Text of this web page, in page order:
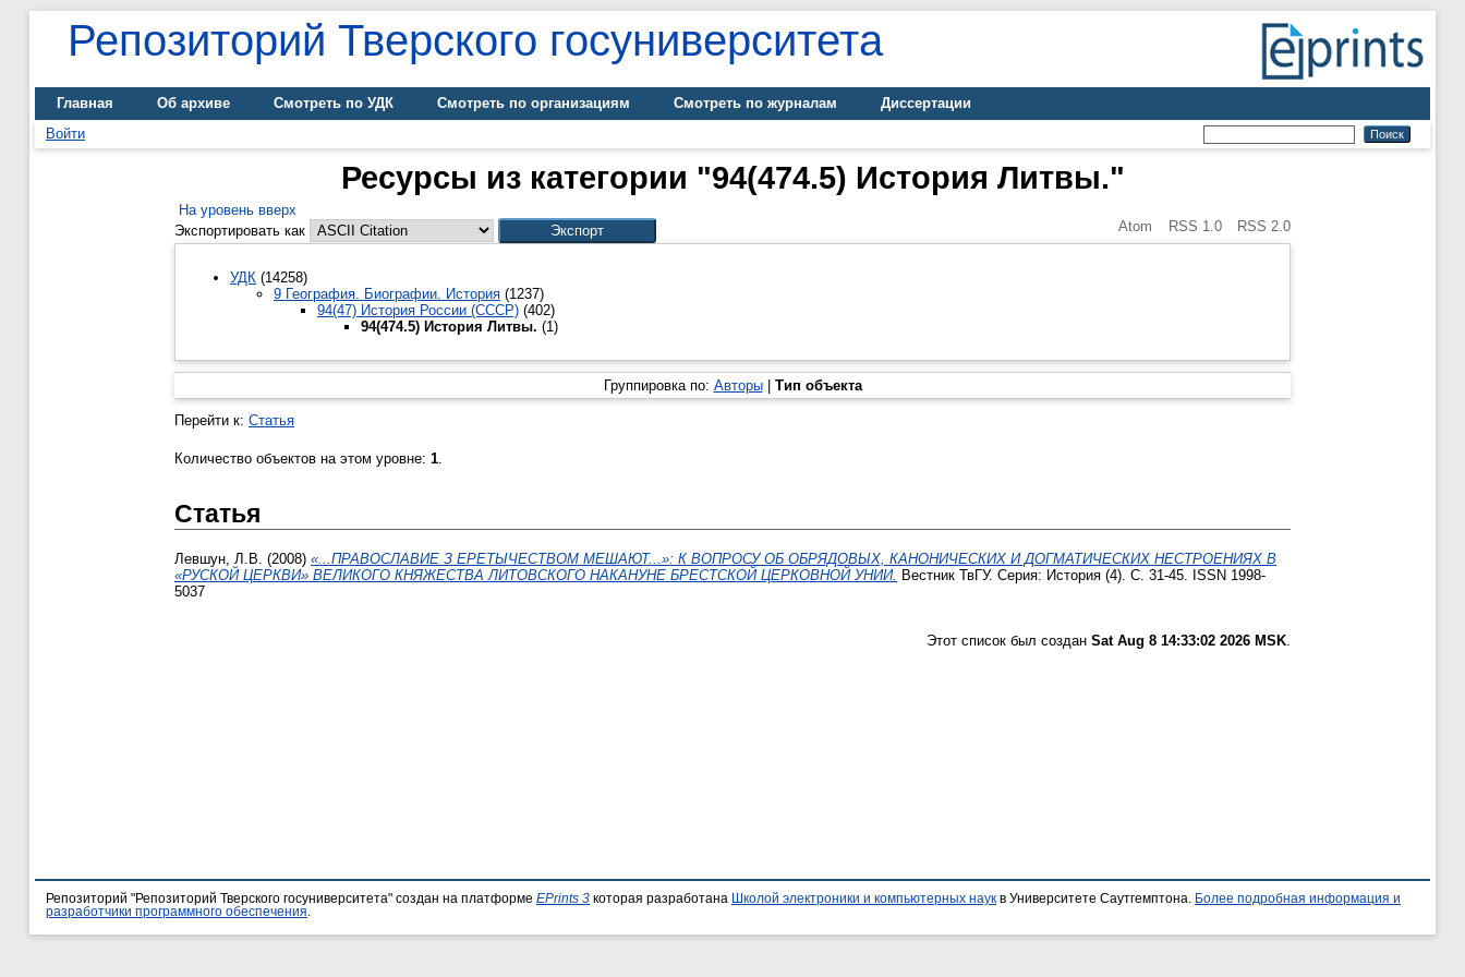
Репозиторий Тверского госуниверситета
Главная Об архиве Смотреть по УДК Смотреть по организациям Смотреть по журналам
Диссертации
Войти
Ресурсы из категории "94(474.5) История Литвы."
На уровень вверх
Экспортировать как
Atom RSS 1.0 RSS 2.0
УДК (14258)
9 География. Биографии. История (1237)
94(47) История России (СССР) (402)
94(474.5) История Литвы. (1)
Группировка по: Авторы| Тип объекта
Перейти к: Статья
Количество объектов на этом уровне: 1
Статья
Левшун, Л.В. (2008) «...ПРАВОСЛАВИЕ З ЕРЕТЫЧЕСТВОМ МЕШАЮТ...»: К ВОПРОСУ ОБ ОБРЯДОВЫХ, КАНОНИЧЕСКИХ И ДОГМАТИЧЕСКИХ НЕСТРОЕНИЯХ В
«РУСКОЙ ЦЕРКВИ» ВЕЛИКОГО КНЯЖЕСТВА ЛИТОВСКОГО НАКАНУНЕ БРЕСТСКОЙ ЦЕРКОВНОЙ УНИИ. Вестник ТвГУ. Серия: История (4). С. 31-45. ISSN 1998-
5037
Этот список был создан Sat Aug 8 14:33:02 2026 MSK
Репозиторий "Репозиторий Тверского госуниверситета" создан на платформе EPrints 3 которая разработана Школой электроники и компьютерных наук в Университете Саутгемптона.
Более подробная информация и
разработчики программного обеспечения